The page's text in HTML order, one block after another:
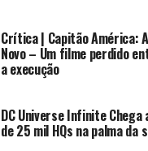
Crítica | Capitão América:
Novo – Um filme perdido
a execução
DC Universe Infinite
de 25 mil HQs na palma da